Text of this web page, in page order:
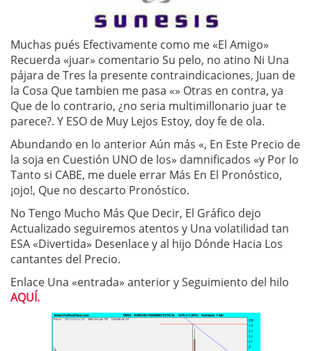
Muchas pués Efectivamente como me «El Amigo»
Recuerda «juar» comentario Su pelo, no atino Ni Una
pájara de Tres la presente contraindicaciones, Juan de
la Cosa Que tambien me pasa «» Otras en contra, ya
Que de lo contrario, ¿no seria multimillonario juar te
parece?. Y ESO de Muy Lejos Estoy, doy fe de ola.
Abundando en lo anterior Aún más «, En Este Precio de
la soja en Cuestión UNO de los» damnificados «y Por lo
Tanto si CABE, me duele errar Más En El Pronóstico,
¡ojo!, Que no descarto Pronóstico.
No Tengo Mucho Más Que Decir, El Gráfico dejo
Actualizado seguiremos atentos y Una volatilidad tan
ESA «Divertida» Desenlace y al hijo Dónde Hacia Los
cantantes del Precio.
Enlace Una «entrada» anterior y Seguimiento del hilo
AQUÍ.